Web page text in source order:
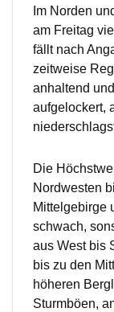
Im Norden
am Freitag
fällt nach
zeitweise
anhaltend
aufgelockert,
Die
Nordwesten
Mittelgebirge
schwach,
aus West bis
bis zu den
höheren
Sturmböen,